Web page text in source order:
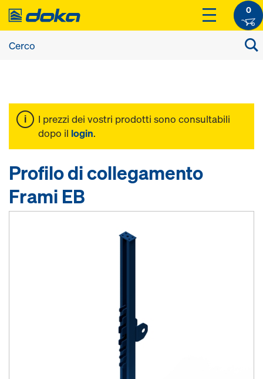
0
I prezzi dei vostri prodotti sono consultabili
dopo il login.
Profilo di collegamento
Frami EB